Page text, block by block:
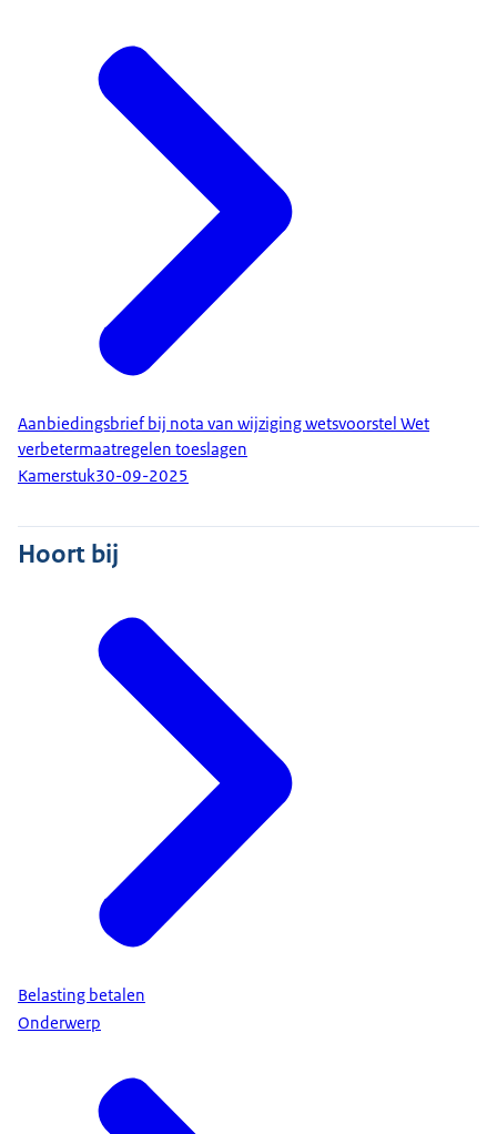
Aanbiedingsbrief bij nota van wijziging wetsvoorstel Wet
verbetermaatregelen toeslagen
Kamerstuk30-09-2025
Hoort bij
Belasting betalen
Onderwerp